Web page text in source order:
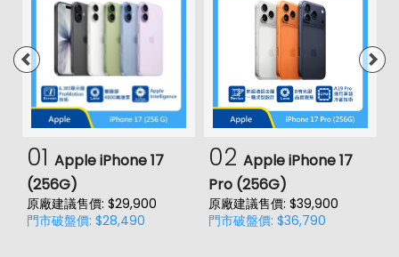
01 Apple iPhone 17
(256G)
原廠建議售價: $29,900
門市破盤價: $28,490
02 Apple iPhone 17
Pro (256G)
原廠建議售價: $39,900
門市破盤價: $36,790